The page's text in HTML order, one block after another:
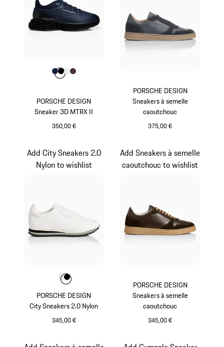
PORSCHE DESIGN
Sneaker 3D MTRX II
350,00 €
Couleur
Couleur
Couleur
Couleur
Couleur
PORSCHE DESIGN
Sneakers à semelle
caoutchouc
375,00 €
PORSCHE DESIGN
City Sneakers 2.0 Nylon
345,00 €
Add City Sneakers 2.0
Nylon to wishlist
Couleur
Couleur
Couleur
PORSCHE DESIGN
Sneakers à semelle
caoutchouc
345,00 €
Add Sneakers à semelle
caoutchouc to wishlist